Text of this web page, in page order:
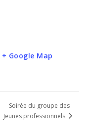
+ Google Map
Soirée du groupe des
Jeunes professionnels